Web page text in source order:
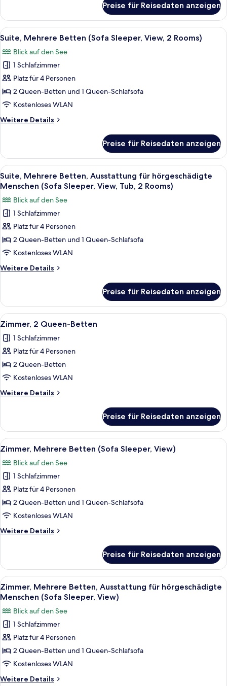
Menschen
(Sofa
Sleeper,
2
Rooms)
anzeigen
Mehrere
Betten,
Ausstattung
hörgeschädigte
Menschen
(Sofa
Sleeper,
2
Rooms)
Preise für Reisedaten anzeigen
Alle
Fotos
für
Suite,
Mehrere
Betten
(Sofa
View,
anzeigen
Ein Hotelzimmer mit zwei Betten,
4
Suite, Mehrere Betten (Sofa Sleeper, View, 2 Rooms)
Blick auf den See
1 Schlafzimmer
Platz für 4 Personen
2 Queen-Betten und 1 Queen-Schlafsofa
Kostenloses WLAN
Weitere Details
Weitere
Mehrere
Betten
(Sofa
Sleeper,
2
Rooms)
Preise für Reisedaten anzeigen
Alle
Fotos
Suite,
Mehrere
Betten,
Ausstattung
für
hörgeschädigte
Menschen
Sleeper,
View,
Tub,
2
Rooms)
anzeigen
Ein Hotelzimmer mit zwei Betten,
4
Suite, Mehrere Betten, Ausstattung für hörgeschädigte
Menschen (Sofa Sleeper, View, Tub, 2 Rooms)
Blick auf den See
1 Schlafzimmer
Platz für 4 Personen
2 Queen-Betten und 1 Queen-Schlafsofa
Kostenloses WLAN
Weitere Details
Weitere
Mehrere
Betten,
Ausstattung
hörgeschädigte
Menschen
Sleeper,
View,
2
Preise für Reisedaten anzeigen
Alle
Fotos
für
Zimmer,
2 Queen-
Betten
anzeigen
Ein Hotelzimmer mit zwei Betten,
5
Zimmer, 2 Queen-Betten
1 Schlafzimmer
Platz für 4 Personen
2 Queen-Betten
Kostenloses WLAN
Weitere Details
Weitere
2 Queen-
Betten
Preise für Reisedaten anzeigen
Alle
Fotos
für
Zimmer,
Mehrere
Betten
(Sofa
View)
Ein Hotelzimmer mit zwei Betten,
4
Zimmer, Mehrere Betten (Sofa Sleeper, View)
Blick auf den See
1 Schlafzimmer
Platz für 4 Personen
2 Queen-Betten und 1 Queen-Schlafsofa
Kostenloses WLAN
Weitere Details
Weitere
Mehrere
Betten
(Sofa
Sleeper,
Preise für Reisedaten anzeigen
Alle
Fotos
Zimmer,
Mehrere
Betten,
Ausstattung
für
hörgeschädigte
Ein Hotelzimmer mit zwei Betten,
4
Zimmer, Mehrere Betten, Ausstattung für hörgeschädigte
Menschen (Sofa Sleeper, View)
Blick auf den See
1 Schlafzimmer
Platz für 4 Personen
2 Queen-Betten und 1 Queen-Schlafsofa
Kostenloses WLAN
Weitere Details
Weitere